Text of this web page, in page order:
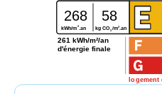
logement
268 58
kWh/m2.an kg CO2/m2 .an
261 kWh/m²/an
d'énergie finale